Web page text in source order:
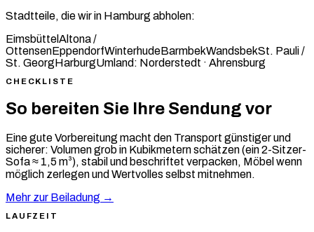
Stadtteile, die wir in Hamburg abholen:
EimsbüttelAltona /
OttensenEppendorfWinterhudeBarmbekWandsbekSt. Pauli /
St. GeorgHarburgUmland: Norderstedt · Ahrensburg
CHECKLISTE
So bereiten Sie Ihre Sendung vor
Eine gute Vorbereitung macht den Transport günstiger und
sicherer: Volumen grob in Kubikmetern schätzen (ein 2-Sitzer-
Sofa ≈ 1,5 m³), stabil und beschriftet verpacken, Möbel wenn
möglich zerlegen und Wertvolles selbst mitnehmen.
Mehr zur Beiladung →
LAUFZEIT